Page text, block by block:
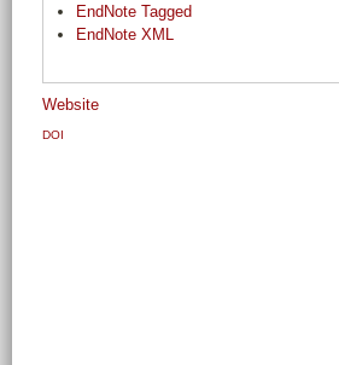
EndNote Tagged
EndNote XML
Website
DOI